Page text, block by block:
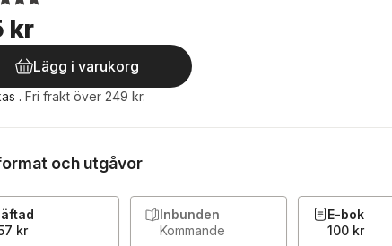
kr
Lägg i varukorg
. Fri frakt över 249 kr.
och utgåvor
kr
Inbunden
Kommande
E-bok
100 kr